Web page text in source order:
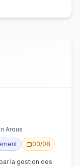
Arous
03/08
la gestion des